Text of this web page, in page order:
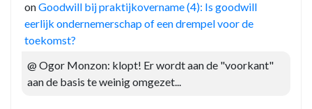
onGoodwill bij praktijkovername (4): Is goodwill
eerlijk ondernemerschap of een drempel voor de
toekomst?
@ Ogor Monzon: klopt! Er wordt aan de "voorkant"
aan de basis te weinig omgezet...